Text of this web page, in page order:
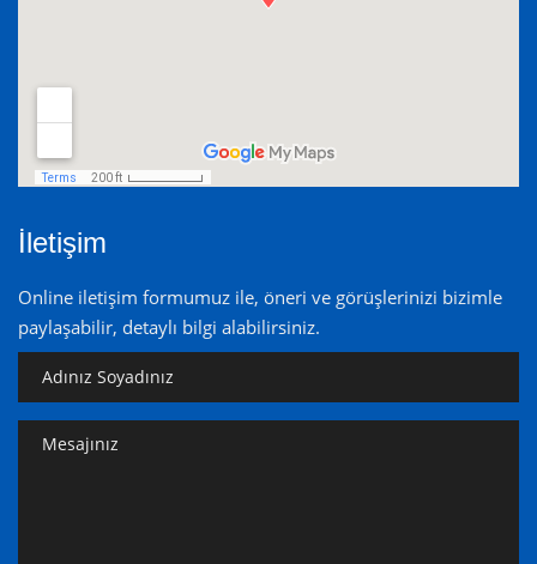
İletişim
Online iletişim formumuz ile, öneri ve görüşlerinizi bizimle
paylaşabilir, detaylı bilgi alabilirsiniz.